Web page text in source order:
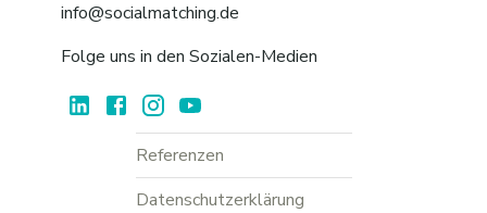
info@socialmatching.de
Folge uns in den Sozialen-Medien
Referenzen
Datenschutzerklärung